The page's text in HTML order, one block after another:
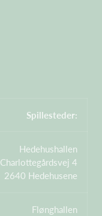
Spillesteder:
Hedehushallen
Charlottegårdsvej 4
2640 Hedehusene
Flønghallen